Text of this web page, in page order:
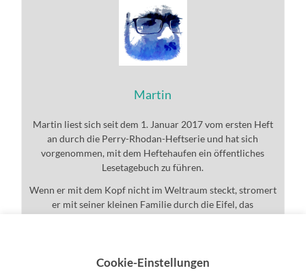
Martin
Martin liest sich seit dem 1. Januar 2017 vom ersten Heft
an durch die Perry-Rhodan-Heftserie und hat sich
vorgenommen, mit dem Heftehaufen ein öffentliches
Lesetagebuch zu führen.
Wenn er mit dem Kopf nicht im Weltraum steckt, stromert
er mit seiner kleinen Familie durch die Eifel, das
Cookie-Einstellungen